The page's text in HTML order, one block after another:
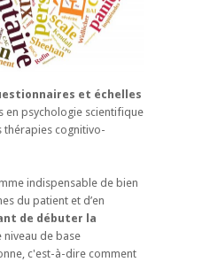
et échelles
en psychologie scientifique
thérapies cognitivo-
indispensable de bien
du patient et d’en
de débuter la
niveau de base
c'est-à-dire comment